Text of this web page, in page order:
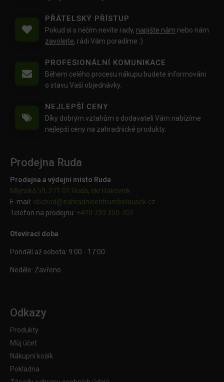
PŘÁTELSKÝ PŘÍSTUP
Pokud si s něčím nevíte rady, napište nám nebo nám
zavolejte, rádi Vám poradíme :)
PROFESIONÁLNÍ KOMUNIKACE
Během celého procesu nákupu budete informováni
o stavu Vaší objednávky.
NEJLEPŠÍ CENY
Díky dobrým vztahům s dodavateli Vám nabízíme
nejlepší ceny na zahradnické produkty.
Prodejna Ruda
Prodejna a výdejní místo Ruda
Mlýnská 59, 271 01 Ruda, okr.Rakovník
E-mail: obchod@zahradnicentrumbelousek.cz
Telefon na prodejnu: +420 739 350 703
Otevírací doba
Pondělí až sobota: 9:00 - 17:00
Neděle: Zavřeno
Odkazy
Produkty
Můj účet
Nákupní košík
Pokladna